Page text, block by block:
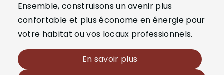
Ensemble, construisons un avenir plus
confortable et plus économe en énergie pour
votre habitat ou vos locaux professionnels.
En savoir plus